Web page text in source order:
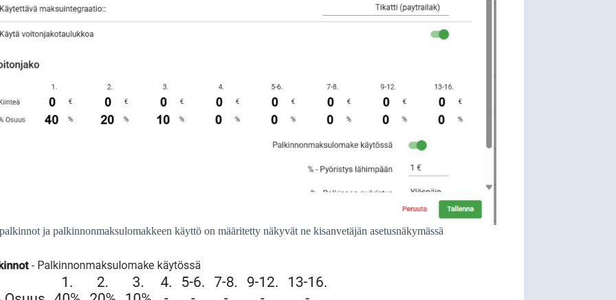
ja palkinnonmaksulomakkeen käyttö on määritetty näkyvät ne kisanvetäjän asetusnäkymässä